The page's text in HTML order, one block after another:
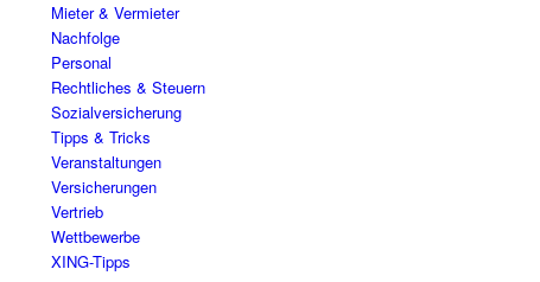
Mieter & Vermieter
Nachfolge
Personal
Rechtliches & Steuern
Sozialversicherung
Tipps & Tricks
Veranstaltungen
Versicherungen
Vertrieb
Wettbewerbe
XING-Tipps